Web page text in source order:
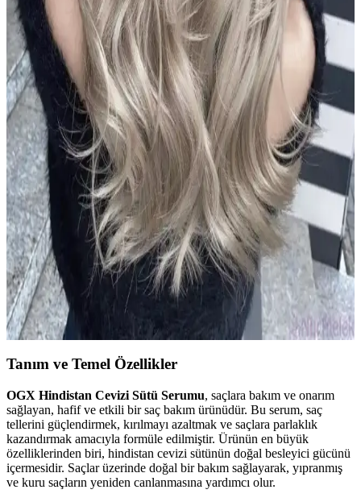
Le Petit Marseillais Arıç Ağacı ve Füjer Men Duş Jeli
Doğal İçeriklerle Güvenli Temizlik Sunar
Le Petit Marseillais'in Arıç Ağacı ve Füjer bitkileriyle formüle edilen
duş jeli, cilt ve saçlara nazikçe bakım yaparken ferahlatıcı ve doğal
içeriklerle güvenle kullanılır.
2024 Koyu Kestane Saç Rengi Trendleri ve Popüler
Tonlar Hakkında Bilmeniz Gerekenler
2024 yılında koyu kestane tonları, doğal ve parlak görünümleriyle
öne çıkıyor. Bu renkler, bakım ve dayanıklılık avantajlarıyla geniş
kitlelere hitap ediyor.
2024 Yılında Popüler Sarı Saç Renkleri ve Trendleri
Hakkında Detaylı Bilgi
2024'te sarı saç renkleri doğal ve sıcak tonlarıyla öne çıkıyor. Bakım
ve renk koruma ipuçlarıyla, trendleri yakalayarak stilinizi
güçlendirin.
Tanım ve Temel Özellikler
OGX Hindistan Cevizi Sütü Serumu, saçlara bakım ve onarım
sağlayan, hafif ve etkili bir saç bakım ürünüdür. Bu serum, saç
tellerini güçlendirmek, kırılmayı azaltmak ve saçlara parlaklık
kazandırmak amacıyla formüle edilmiştir. Ürünün en büyük
özelliklerinden biri, hindistan cevizi sütünün doğal besleyici gücünü
içermesidir. Saçlar üzerinde doğal bir bakım sağlayarak, yıpranmış
ve kuru saçların yeniden canlanmasına yardımcı olur.